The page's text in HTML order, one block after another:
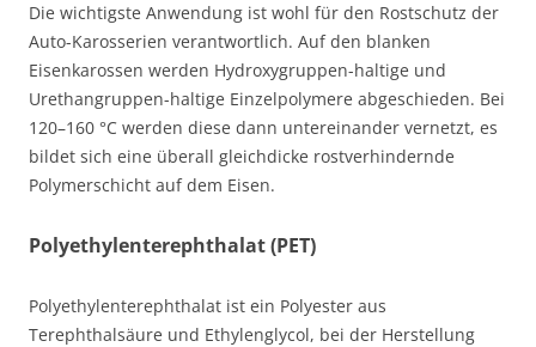
Die wichtigste Anwendung ist wohl für den Rostschutz der
Auto-Karosserien verantwortlich. Auf den blanken
Eisenkarossen werden Hydroxygruppen-haltige und
Urethangruppen-haltige Einzelpolymere abgeschieden. Bei
120–160 °C werden diese dann untereinander vernetzt, es
bildet sich eine überall gleichdicke rostverhindernde
Polymerschicht auf dem Eisen.
Polyethylenterephthalat (PET)
Polyethylenterephthalat ist ein Polyester aus
Terephthalsäure und Ethylenglycol, bei der Herstellung